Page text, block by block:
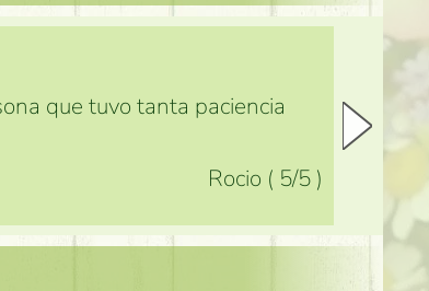
que tuvo tanta paciencia
Rocio ( 5/5 )